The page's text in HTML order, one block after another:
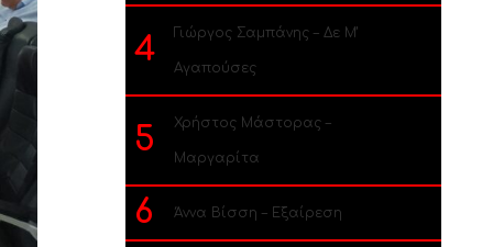
4 Γιώργος Σαμπάνης – Δε Μ’
Αγαπούσες
5 Χρήστος Μάστορας –
Μαργαρίτα
6 Άννα Βίσση – Εξαίρεση